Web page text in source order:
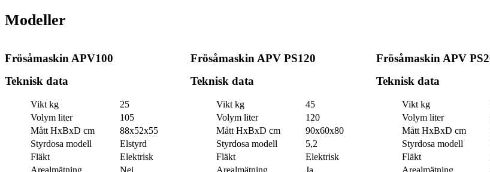
Modeller
Frösåmaskin APV100
Teknisk data
Vikt kg
25
Volym liter
105
Mått HxBxD cm
88x52x55
Styrdosa modell
Elstyrd
Fläkt
Elektrisk
Arealmätning
Nej
Frösåmaskin APV PS120
Teknisk data
Vikt kg
45
Volym liter
120
Mått HxBxD cm
90x60x80
Styrdosa modell
5,2
Fläkt
Elektrisk
Arealmätning
Ja
Frösåmaskin APV
Teknisk data
Vikt kg
Volym liter
Mått HxBxD cm
Styrdosa modell
Fläkt
Arealmätning